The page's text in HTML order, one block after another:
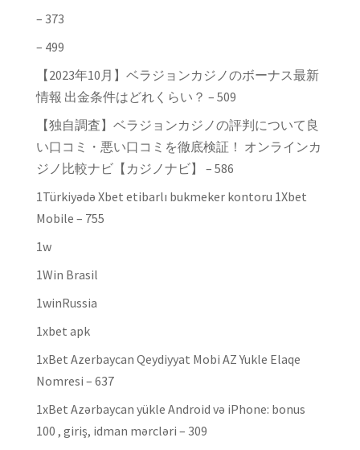
– 373
– 499
【2023年10月】ベラジョンカジノのボーナス最新
情報 出金条件はどれくらい？ – 509
【独自調査】ベラジョンカジノの評判について良
い口コミ・悪い口コミを徹底検証！ オンラインカ
ジノ比較ナビ【カジノナビ】 – 586
1Türkiyədə Xbet etibarlı bukmeker kontoru 1Xbet
Mobile – 755
1w
1Win Brasil
1winRussia
1xbet apk
1xBet Azerbaycan Qeydiyyat Mobi AZ Yukle Elaqe
Nomresi – 637
1xBet Azərbaycan yükle Android və iPhone: bonus
100 , giriş, idman mərcləri – 309